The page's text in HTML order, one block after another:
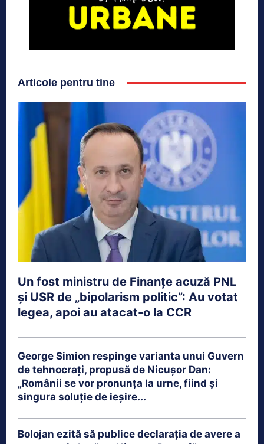
Articole pentru tine
Un fost ministru de Finanțe acuză PNL
și USR de „bipolarism politic”: Au votat
legea, apoi au atacat-o la CCR
George Simion respinge varianta unui Guvern
de tehnocrați, propusă de Nicușor Dan:
„Românii se vor pronunța la urne, fiind și
singura soluție de ieșire...
Bolojan ezită să publice declarația de avere a